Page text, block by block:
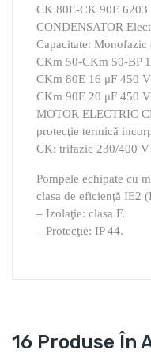
CK 80E-CK 90E
CONDENSATOR
Capacitate:
CKm 50-CKm 50-BP
CKm 80E 16 μF 450
CKm 90E 20 μF 450
MOTOR ELECTRIC
protecţie termică
CK: trifazic 230/400
Pompele echipate cu
clasa de eficienţă IE2
– Izolaţie: clasa F.
– Protecţie: IP 44.
16 Produse În